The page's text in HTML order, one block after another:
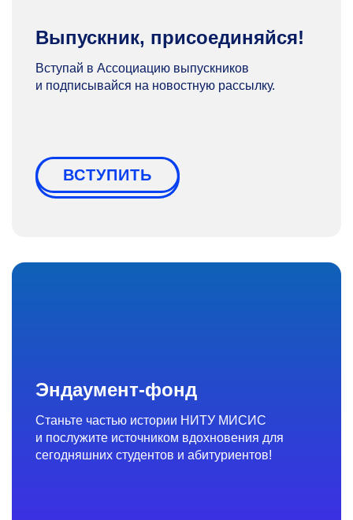
Выпускник, присоединяйся!
Вступай в Ассоциацию выпускников
и подписывайся на новостную рассылку.
ВСТУПИТЬ
Эндаумент-фонд
Станьте частью истории НИТУ МИСИС
и послужите источником вдохновения для
сегодняшних студентов и абитуриентов!